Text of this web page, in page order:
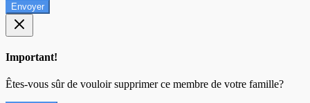
Envoyer
Important!
Êtes-vous sûr de vouloir supprimer ce membre de votre famille?